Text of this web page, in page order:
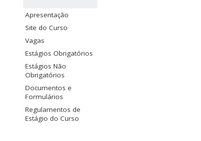
Apresentação
Site do Curso
Vagas
Estágios Obrigatórios
Estágios Não
Obrigatórios
Documentos e
Formulários
Regulamentos de
Estágio do Curso